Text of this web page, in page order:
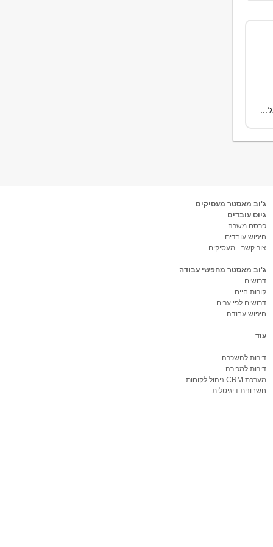
ג'וב מאסטר מעסיקים
גיוס עובדים
פרסם משרה
חיפוש עובדים
צור קשר - מעסיקים
ג'וב מאסטר מחפשי עבודה
דרושים
קורות חיים
דרושים לפי ערים
חיפוש עבודה
עוד
דירות להשכרה
דירות למכירה
מערכת CRM ניהול לקוחות
חשבונית דיגיטלית